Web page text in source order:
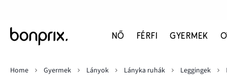
NŐ FÉRFI GYERMEK
Home
Gyermek Lányok Lányka ruhák Leggingek